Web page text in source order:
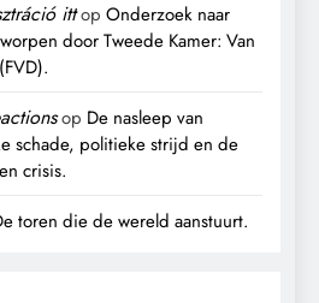
ittop Onderzoek naar
door Tweede Kamer: Van
op De nasleep van
schade, politieke strijd en de
crisis.
toren die de wereld aanstuurt.